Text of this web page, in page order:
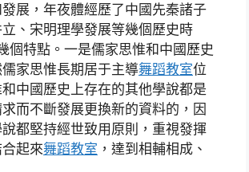
展，年夜體經歷了中國先秦諸子
、宋明理學發展等幾個歷史時
特點。一是儒家思惟和中國歷史
家思惟長期居于主導舞蹈教室位
中國歷史上存在的其他學說都是
而不斷發展更換新的資料的，因
都堅持經世致用原則，重視發揮
起來舞蹈教室 ，達到相輔相成、